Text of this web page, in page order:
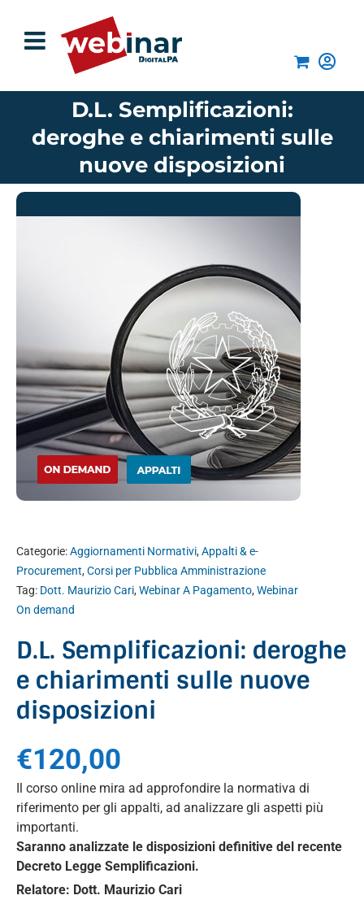
contenuto
D.L. Semplificazioni:
deroghe e chiarimenti sulle
nuove disposizioni
Categorie:Aggiornamenti Normativi, Appalti & e-
Procurement, Corsi per Pubblica Amministrazione
Tag: Dott. Maurizio Cari, Webinar A Pagamento, Webinar
On demand
D.L. Semplificazioni: deroghe
e chiarimenti sulle nuove
disposizioni
€120,00
Il corso online mira ad approfondire la normativa di
riferimento per gli appalti, ad analizzare gli aspetti più
importanti.
Saranno analizzate le disposizioni definitive del recente
Decreto Legge Semplificazioni.
Relatore: Dott. Maurizio Cari